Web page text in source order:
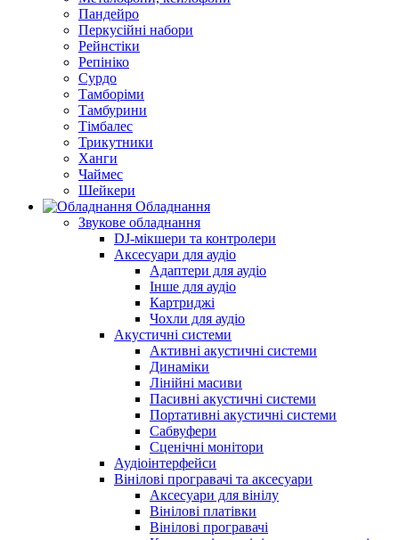
Пандейро
Перкусійні набори
Рейнстіки
Репініко
Сурдо
Тамборіми
Тамбурини
Тімбалес
Трикутники
Ханги
Чаймес
Шейкери
Обладнання
Звукове обладнання
DJ-мікшери та контролери
Аксесуари для аудіо
Адаптери для аудіо
Інше для аудіо
Картриджі
Чохли для аудіо
Акустичні системи
Активні акустичні системи
Динаміки
Лінійні масиви
Пасивні акустичні системи
Портативні акустичні системи
Сабвуфери
Сценічні монітори
Аудіоінтерфейси
Вінілові програвачі та аксесуари
Аксесуари для вінілу
Вінілові платівки
Вінілові програвачі